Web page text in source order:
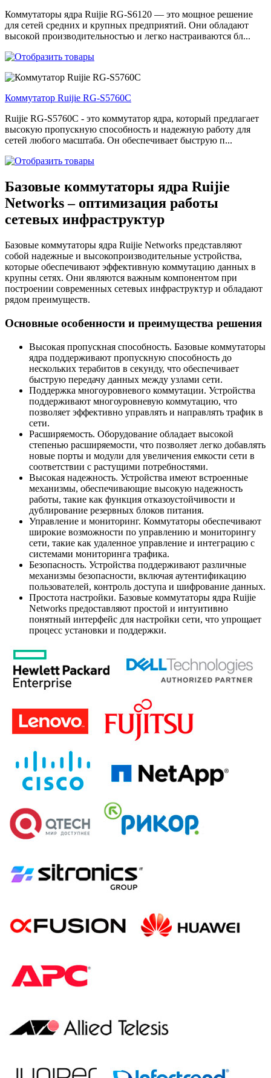
Коммутаторы ядра Ruijie RG-S6120 — это мощное решение
для сетей средних и крупных предприятий. Они обладают
высокой производительностью и легко настраиваются бл...
Коммутатор Ruijie RG-S5760C
Ruijie RG-S5760C - это коммутатор ядра, который предлагает
высокую пропускную способность и надежную работу для
сетей любого масштаба. Он обеспечивает быструю п...
Базовые коммутаторы ядра Ruijie
Networks – оптимизация работы
сетевых инфраструктур
Базовые коммутаторы ядра Ruijie Networks представляют
собой надежные и высокопроизводительные устройства,
которые обеспечивают эффективную коммутацию данных в
крупны сетях. Они являются важным компонентом при
построении современных сетевых инфраструктур и обладают
рядом преимуществ.
Основные особенности и преимущества решения
Высокая пропускная способность. Базовые коммутаторы
ядра поддерживают пропускную способность до
нескольких терабитов в секунду, что обеспечивает
быструю передачу данных между узлами сети.
Поддержка многоуровневого коммутации. Устройства
поддерживают многоуровневую коммутацию, что
позволяет эффективно управлять и направлять трафик в
сети.
Расширяемость. Оборудование обладает высокой
степенью расширяемости, что позволяет легко добавлять
новые порты и модули для увеличения емкости сети в
соответствии с растущими потребностями.
Высокая надежность. Устройства имеют встроенные
механизмы, обеспечивающие высокую надежность
работы, такие как функция отказоустойчивости и
дублирование резервных блоков питания.
Управление и мониторинг. Коммутаторы обеспечивают
широкие возможности по управлению и мониторингу
сети, такие как удаленное управление и интеграцию с
системами мониторинга трафика.
Безопасность. Устройства поддерживают различные
механизмы безопасности, включая аутентификацию
пользователей, контроль доступа и шифрование данных.
Простота настройки. Базовые коммутаторы ядра Ruijie
Networks предоставляют простой и интуитивно
понятный интерфейс для настройки сети, что упрощает
процесс установки и поддержки.